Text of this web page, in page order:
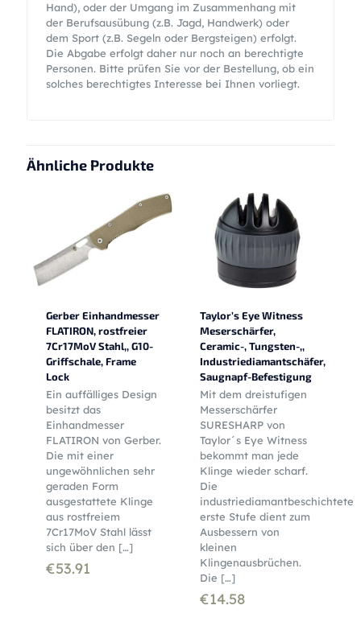
Hand), oder der Umgang im Zusammenhang mit
der Berufsausübung (z.B. Jagd, Handwerk) oder
dem Sport (z.B. Segeln oder Bergsteigen) erfolgt.
Die Abgabe erfolgt daher nur noch an berechtigte
Personen. Bitte prüfen Sie vor der Bestellung, ob ein
solches berechtigtes Interesse bei Ihnen vorliegt.
Ähnliche Produkte
Gerber Einhandmesser
FLATIRON, rostfreier
7Cr17MoV Stahl,, G10-
Griffschale, Frame
Lock
Ein auffälliges Design
besitzt das
Einhandmesser
FLATIRON von Gerber.
Die mit einer
ungewöhnlichen sehr
geraden Form
ausgestattete Klinge
aus rostfreiem
7Cr17MoV Stahl lässt
sich über den […]
€53.91
Taylor’s Eye Witness
Meserschärfer,
Ceramic-, Tungsten-,,
Industriediamantschäfer,
Saugnapf-Befestigung
Mit dem dreistufigen
Messerschärfer
SURESHARP von
Taylor´s Eye Witness
bekommt man jede
Klinge wieder scharf.
Die
industriediamantbeschichtete
erste Stufe dient zum
Ausbessern von
kleinen
Klingenausbrüchen.
Die […]
€14.58